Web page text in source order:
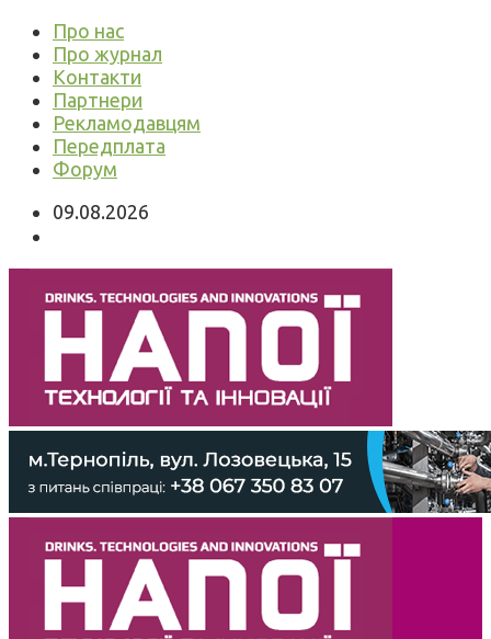
Про нас
Про журнал
Контакти
Партнери
Рекламодавцям
Передплата
Форум
09.08.2026